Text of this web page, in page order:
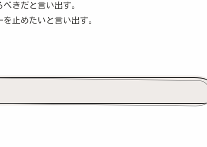
きだと言い出す。
止めたいと言い出す。